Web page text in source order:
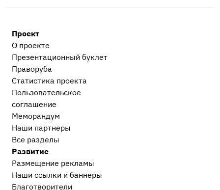
Проект
О проекте
Презентационный букл​ет
Праворуба
Статистика проекта
Пользовательское
соглашение
Меморандум
Наши партнеры
Все разделы
Развитие
Размещение рекламы
Наши ссылки и баннеры
Благотворители